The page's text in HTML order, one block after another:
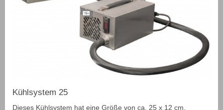
Kühlsystem 25
Dieses Kühlsystem hat eine Größe von ca. 25 x 12 cm.